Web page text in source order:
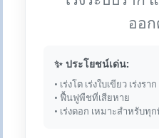
ออ
✨ ประโยชน์เด่น:
• เร่งโต เร่งใบเขียว เร่งราก
• ฟื้นฟูพืชที่เสียหาย
• เร่งดอก เหมาะสำหรับทุ